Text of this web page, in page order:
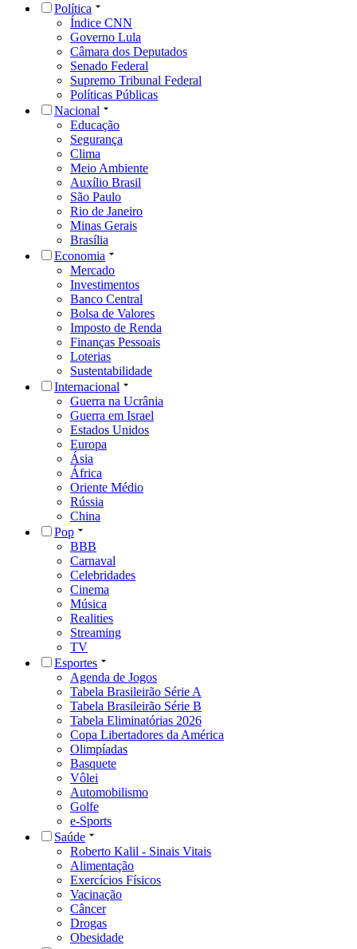
Política
Índice CNN
Governo Lula
Câmara dos Deputados
Senado Federal
Supremo Tribunal Federal
Políticas Públicas
Nacional
Educação
Segurança
Clima
Meio Ambiente
Auxílio Brasil
São Paulo
Rio de Janeiro
Minas Gerais
Brasília
Economia
Mercado
Investimentos
Banco Central
Bolsa de Valores
Imposto de Renda
Finanças Pessoais
Loterias
Sustentabilidade
Internacional
Guerra na Ucrânia
Guerra em Israel
Estados Unidos
Europa
Ásia
África
Oriente Médio
Rússia
China
Pop
BBB
Carnaval
Celebridades
Cinema
Música
Realities
Streaming
TV
Esportes
Agenda de Jogos
Tabela Brasileirão Série A
Tabela Brasileirão Série B
Tabela Eliminatórias 2026
Copa Libertadores da América
Olimpíadas
Basquete
Vôlei
Automobilismo
Golfe
e-Sports
Saúde
Roberto Kalil - Sinais Vitais
Alimentação
Exercícios Físicos
Vacinação
Câncer
Drogas
Obesidade